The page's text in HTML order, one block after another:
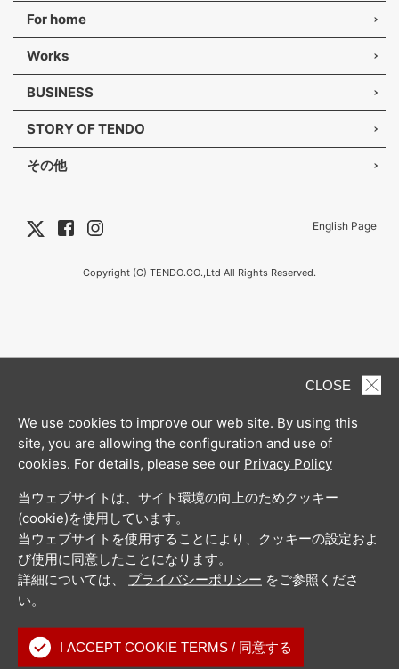
For home
Works
BUSINESS
STORY OF TENDO
その他
English Page
Copyright (C) TENDO.CO.,Ltd All Rights Reserved.
CLOSE
We use cookies to improve our web site. By using this
site, you are allowing the configuration and use of
cookies. For details, please see our Privacy Policy
当ウェブサイトは、サイト環境の向上のためクッキー
(cookie)を使用しています。
当ウェブサイトを使用することにより、クッキーの設定およ
び使用に同意したことになります。
詳細については、 プライバシーポリシー をご参照くださ
い。
I ACCEPT COOKIE TERMS / 同意する